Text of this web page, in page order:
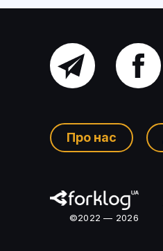
Головний
Ком’юніті-
чат
Про нас
©2022 — 2026